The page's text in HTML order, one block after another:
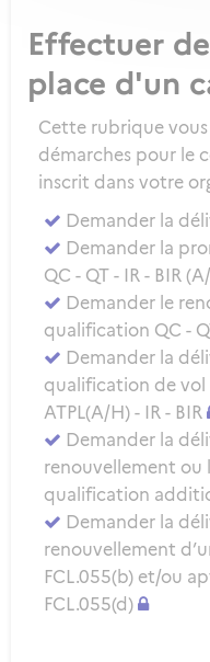
Effectuer
place d'un
Cette rubrique
démarches pour le
inscrit dans votre
Demander la
Demander la
QC - QT - IR - BIR
Demander le
qualification QC -
Demander la
qualification de vol
ATPL(A/H) - IR - BIR
Demander la
renouvellement ou
qualification
Demander la
renouvellement
FCL.055(b) et/ou
FCL.055(d)